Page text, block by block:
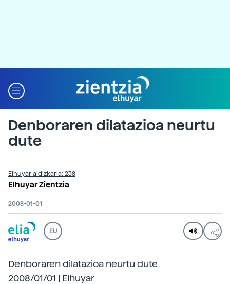
Denboraren dilatazioa neurtu
dute
Elhuyar aldizkaria: 238
Elhuyar Zientzia
2008-01-01
EU
Denboraren dilatazioa neurtu dute
2008/01/01 | Elhuyar